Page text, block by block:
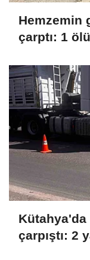
Hemzemin
çarptı: 1
çarpıştı: 2